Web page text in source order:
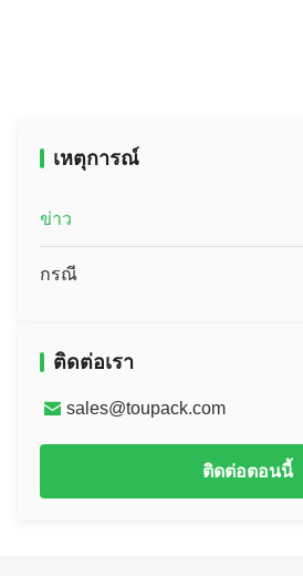
เหตุการณ์
ข่าว
กรณี
ติดต่อเรา
sales@toupack.com
ติดต่อตอนนี้